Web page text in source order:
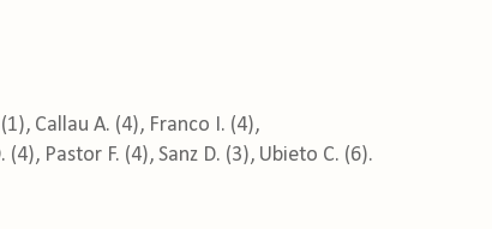
Callau A. (4), Franco I. (4),
Pastor F. (4), Sanz D. (3), Ubieto C. (6).